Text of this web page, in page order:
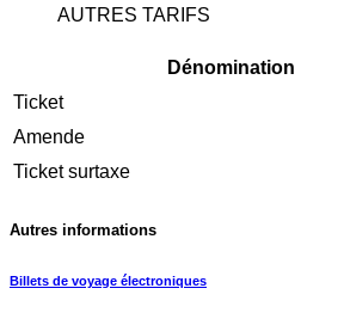
AUTRES TARIFS
Dénomination
Ticket
Amende
Ticket surtaxe
Autres informations
Billets de voyage électroniques